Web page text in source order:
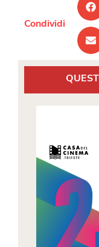
Condividi